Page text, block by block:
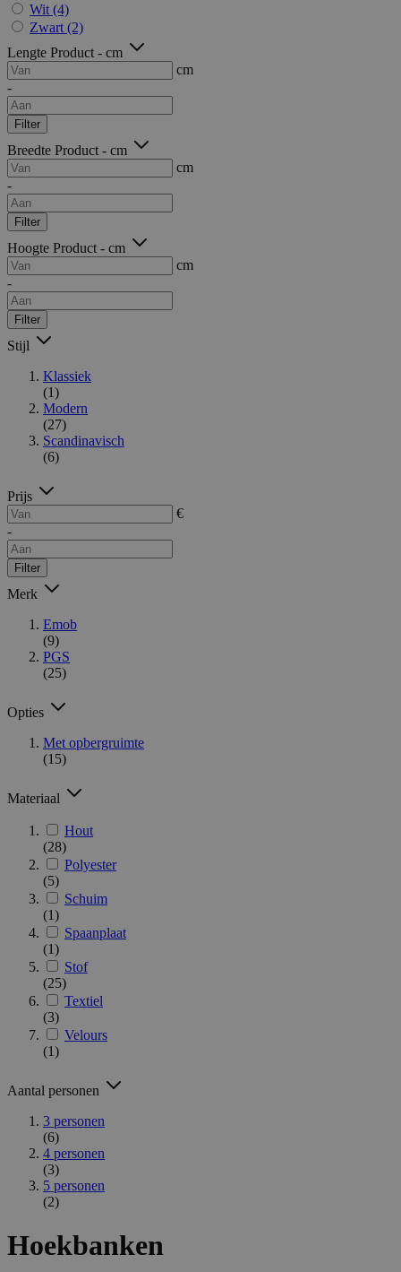
Wit (4)
Zwart (2)
Lengte Product - cm
cm
-
Filter
Breedte Product - cm
cm
-
Filter
Hoogte Product - cm
cm
-
Filter
Stijl
Klassiek
(1)
Modern
(27)
Scandinavisch
(6)
Prijs
€
-
Filter
Merk
Emob
(9)
PGS
(25)
Opties
Met opbergruimte
(15)
Materiaal
Hout
(28)
Polyester
(5)
Schuim
(1)
Spaanplaat
(1)
Stof
(25)
Textiel
(3)
Velours
(1)
Aantal personen
3 personen
(6)
4 personen
(3)
5 personen
(2)
Hoekbanken